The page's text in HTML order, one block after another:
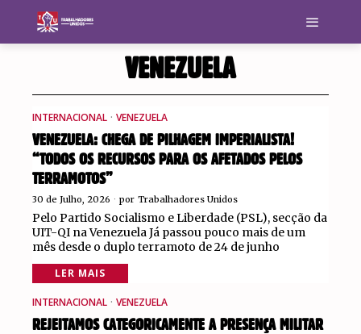
VENEZUELA
INTERNACIONAL · VENEZUELA
VENEZUELA: CHEGA DE PILHAGEM IMPERIALISTA!
“TODOS OS RECURSOS PARA OS AFETADOS PELOS
TERRAMOTOS”
30 de Julho, 2026 por Trabalhadores Unidos
Pelo Partido Socialismo e Liberdade (PSL), secção da
UIT-QI na Venezuela Já passou pouco mais de um
mês desde o duplo terramoto de 24 de junho
LER MAIS
INTERNACIONAL · VENEZUELA
REJEITAMOS CATEGORICAMENTE A PRESENÇA MILITAR